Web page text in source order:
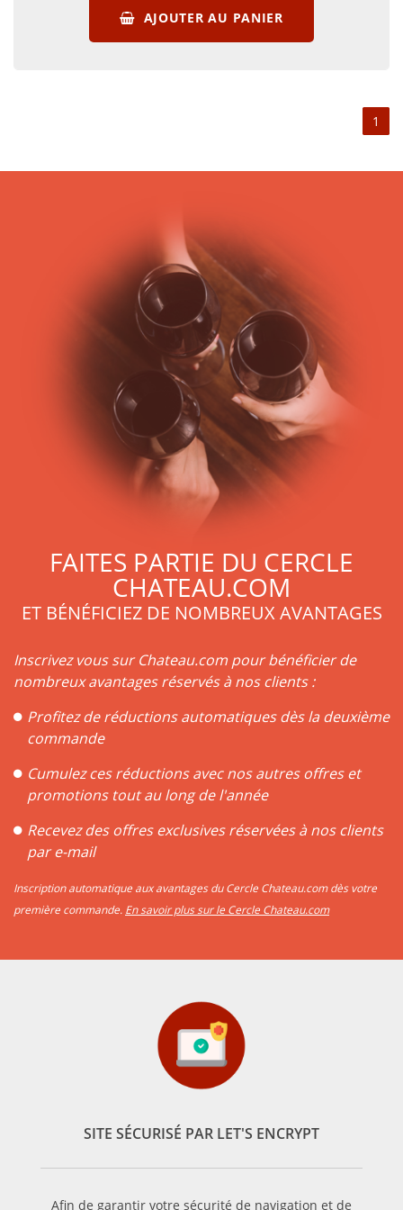
des champagnes. Le meilleur champagne est cependant une
notion subjective, qui, comme pour tous les vins, est propre
concernant le meilleur champagne. Le champagne rosé, lui,
AJOUTER AU PANIER
1
FAITES PARTIE DU CERCLE
CHATEAU.COM
ET BÉNÉFICIEZ DE NOMBREUX AVANTAGES
Inscrivez vous sur Chateau.com pour bénéficier de
nombreux avantages réservés à nos clients :
Profitez de réductions automatiques dès la deuxième
commande
Cumulez ces réductions avec nos autres offres et
promotions tout au long de l'année
Recevez des offres exclusives réservées à nos clients
par e-mail
Inscription automatique aux avantages du Cercle Chateau.com dès votre
première commande. En savoir plus sur le Cercle Chateau.com
SITE SÉCURISÉ PAR LET'S ENCRYPT
Afin de garantir votre sécurité de navigation et de